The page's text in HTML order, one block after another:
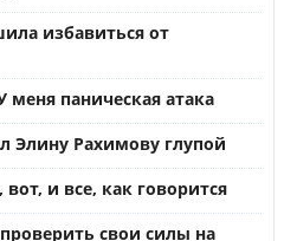
избавиться от
паническая атака
Элину Рахимову глупой
и все, как говорится
свои силы на